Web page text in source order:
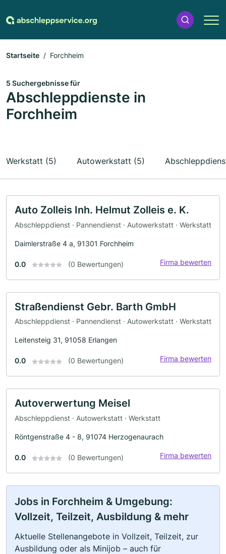
Startseite Forchheim
5 Suchergebnisse für
Abschleppdienste in
Forchheim
Werkstatt (5) Autowerkstatt (5)
Auto Zolleis Inh. Helmut Zolleis e. K.
Abschleppdienst · Pannendienst · Autowerkstatt · Werkstatt
Daimlerstraße 4 a, 91301 Forchheim
0.0 (0 Bewertungen) Firma bewerten
Straßendienst Gebr. Barth GmbH
Abschleppdienst · Pannendienst · Autowerkstatt · Werkstatt
Leitensteig 31, 91058 Erlangen
0.0 (0 Bewertungen) Firma bewerten
Autoverwertung Meisel
Abschleppdienst · Autowerkstatt · Werkstatt
Röntgenstraße 4 - 8, 91074 Herzogenaurach
0.0 (0 Bewertungen) Firma bewerten
Jobs in Forchheim & Umgebung:
Vollzeit, Teilzeit, Ausbildung & mehr
Aktuelle Stellenangebote in Vollzeit, Teilzeit, zur
Ausbildung oder als Minijob – auch für